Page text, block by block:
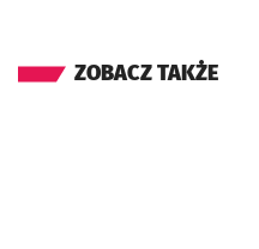
ZOBACZ TAKŻE